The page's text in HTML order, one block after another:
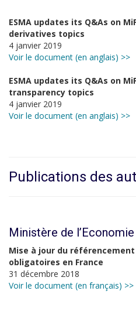
ESMA updates its Q&As on
derivatives topics
4 janvier 2019
Voir le document (en anglais) >>
ESMA updates its Q&As on
transparency topics
4 janvier 2019
Voir le document (en anglais) >>
Publications des
Ministère de l’Economie
Mise à jour du
obligatoires en France
31 décembre 2018
Voir le document (en français) >>